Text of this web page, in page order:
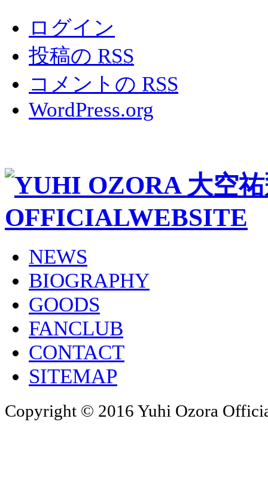
ログイン
投稿の RSS
コメントの RSS
WordPress.org
NEWS
BIOGRAPHY
GOODS
FANCLUB
CONTACT
SITEMAP
Copyright © 2016 Yuhi Ozora